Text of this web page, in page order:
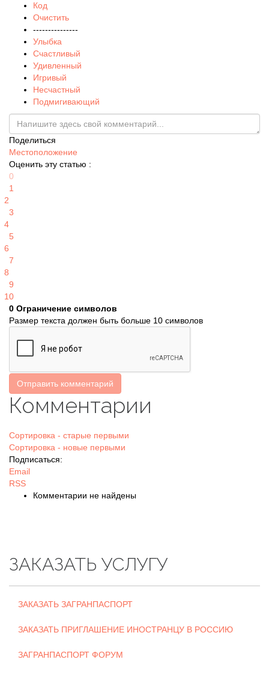
Код
Очистить
---------------
Улыбка
Счастливый
Удивленный
Игривый
Несчастный
Подмигивающий
Поделиться
Местоположение
Оценить эту статью :
0
1
2
3
4
5
6
7
8
9
10
0 Ограничение символов
Размер текста должен быть больше 10 символов
Отправить комментарий
Комментарии
Сортировка - старые первыми
Сортировка - новые первыми
Подписаться:
Email
RSS
Комментарии не найдены
ЗАКАЗАТЬ УСЛУГУ
ЗАКАЗАТЬ ЗАГРАНПАСПОРТ
ЗАКАЗАТЬ ПРИГЛАШЕНИЕ ИНОСТРАНЦУ В РОССИЮ
ЗАГРАНПАСПОРТ ФОРУМ